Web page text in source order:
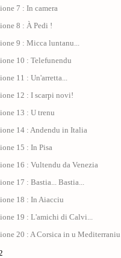
7 : In camera
8 : À Pedi !
9 : Micca luntanu...
10 : Telefunendu
11 : Un'arretta...
12 : I scarpi novi!
13 : U trenu
14 : Andendu in Italia
15 : In Pisa
16 : Vultendu da Venezia
17 : Bastia... Bastia...
18 : In Aiacciu
19 : L'amichi di Calvi...
20 : A Corsica in u Mediterraniu